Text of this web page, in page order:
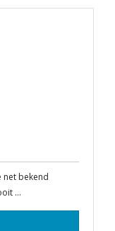
net bekend
...